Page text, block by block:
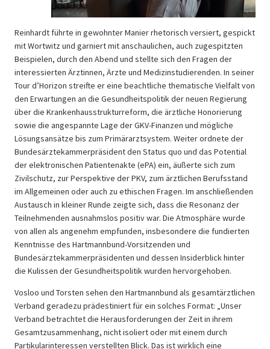
Reinhardt führte in gewohnter Manier rhetorisch versiert, gespickt
mit Wortwitz und garniert mit anschaulichen, auch zugespitzten
Beispielen, durch den Abend und stellte sich den Fragen der
interessierten Ärztinnen, Ärzte und Medizinstudierenden. In seiner
Tour d’Horizon streifte er eine beachtliche thematische Vielfalt von
den Erwartungen an die Gesundheitspolitik der neuen Regierung
über die Krankenhausstrukturreform, die ärztliche Honorierung
sowie die angespannte Lage der GKV-Finanzen und mögliche
Lösungsansätze bis zum Primärarztsystem. Weiter ordnete der
Bundesärztekammerpräsident den Status quo und das Potential
der elektronischen Patientenakte (ePA) ein, äußerte sich zum
Zivilschutz, zur Perspektive der PKV, zum ärztlichen Berufsstand
im Allgemeinen oder auch zu ethischen Fragen. Im anschließenden
Austausch in kleiner Runde zeigte sich, dass die Resonanz der
Teilnehmenden ausnahmslos positiv war. Die Atmosphäre wurde
von allen als angenehm empfunden, insbesondere die fundierten
Kenntnisse des Hartmannbund-Vorsitzenden und
Bundesärztekammerpräsidenten und dessen Insiderblick hinter
die Kulissen der Gesundheitspolitik wurden hervorgehoben.
Vosloo und Torsten sehen den Hartmannbund als gesamtärztlichen
Verband geradezu prädestiniert für ein solches Format: „Unser
Verband betrachtet die Herausforderungen der Zeit in ihrem
Gesamtzusammenhang, nicht isoliert oder mit einem durch
Partikularinteressen verstellten Blick. Das ist wirklich eine